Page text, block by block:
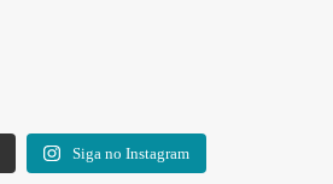
Siga no Instagram